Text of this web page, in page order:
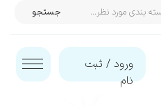
ورود / ثبت
نام
جستجو